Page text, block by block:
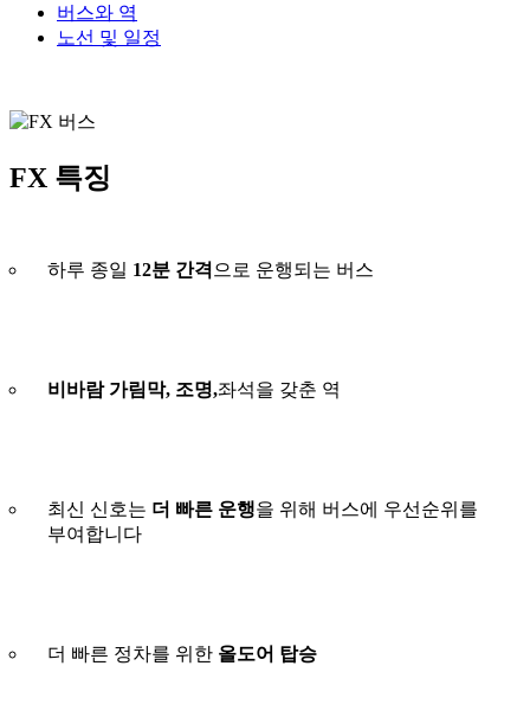
버스와 역
노선 및 일정
FX 특징
하루 종일 12분 간격 으로 운행되는 버스
비바람 가림막, 조명,좌석을 갖춘 역
최신 신호는 더 빠른 운행을 위해 버스에 우선순위를
부여합니다
더 빠른 정차를 위한 올도어 탑승